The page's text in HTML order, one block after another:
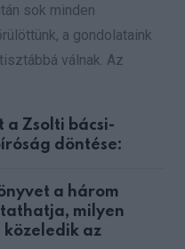
sok minden
a gondolataink
válnak. Az
a Zsolti bácsi-
döntése:
a három
milyen
az